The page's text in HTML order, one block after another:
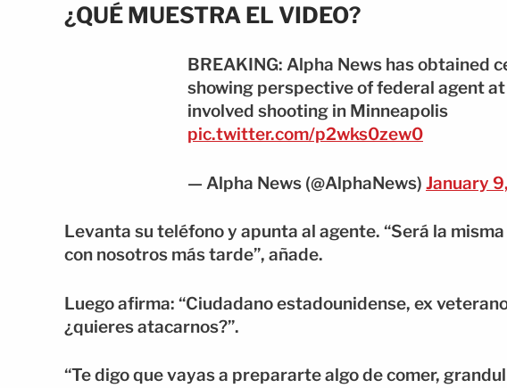
¿QUÉ MUESTRA EL VIDEO?
BREAKING: Alpha News has obtained
showing perspective of federal agent
involved shooting in Minneapolis
pic.twitter.com/p2wks0zew0
— Alpha News (@AlphaNews) January
Levanta su teléfono y apunta al agente. “Será la
con nosotros más tarde”, añade.
Luego afirma: “Ciudadano estadounidense, ex
¿quieres atacarnos?”.
“Te digo que vayas a prepararte algo de comer,